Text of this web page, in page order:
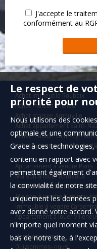
J'accepte le
conformément au
Achat immeuble Roubaix
Achat maison Chelles
Achat maison Arnouville
Achat appartement Saint-
Achat maison Saint-Cyr-sur-
Achat appartement
Appartement à vendre Paris
Maison à louer Bordeaux
Maison à vendre Bonnétable
Maison à vendre Lumigny-
Immeuble à vendre
Appartement à louer
Nos Honoraires
Qui sommes-nous
Le respect de
priorité pour
Nous utilisons des
optimale et une
Grace à ces
contenu en rapport avec
permettent également
la convivialité de notre
uniquement les données
avez donné votre accord.
n'importe quel moment
bas de notre site, à